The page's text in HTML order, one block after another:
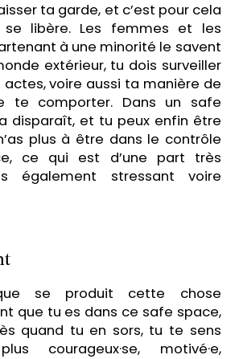
ta garde, et c’est pour cela
libère. Les femmes et les
à une minorité le savent
extérieur, tu dois surveiller
voire aussi ta manière de
te comporter. Dans un safe
disparaît, et tu peux enfin être
plus à être dans le contrôle
ce qui est d’une part très
également stressant voire
se produit cette chose
que tu es dans ce safe space,
quand tu en sors, tu te sens
courageux·se, motivé·e,